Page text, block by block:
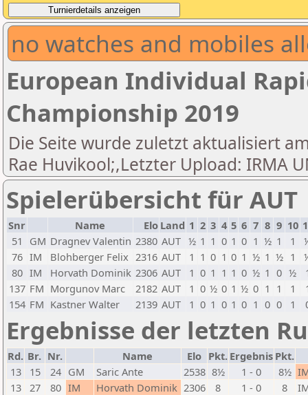
no watches and mobiles
European Individual
Championship 2019
Die Seite wurde zuletzt aktualisiert
Rae Huvikool;,Letzter Upload: IRMA
Spielerübersicht für AUT
Snr Name Elo Land 1 2 3 4 5 6 7 8 9 10
51
GM Dragnev Valentin 2380 AUT ½ 1 1 0 1 0 1 ½ 1 1
76 IM Blohberger Felix 2316 AUT 1 1 0 1 0 1 ½ 1 ½ 1
80 IM Horvath Dominik 2306 AUT 1 0 1 1 1 0 ½ 1 0 ½
137 FM Morgunov Marc 2182 AUT 1 0 ½ 0 1 ½ 0 1 1 1
154 FM Kastner Walter 2139 AUT 1 0 1 0 1 0 1 0 0 1
Ergebnisse der letzten
Rd. Br. Nr. Name Elo Pkt. Ergebnis Pkt.
13
15 24 GM Saric Ante 2538 8½ 1 - 0 8½
13 27 80 IM Horvath Dominik 2306 8 1 - 0 8